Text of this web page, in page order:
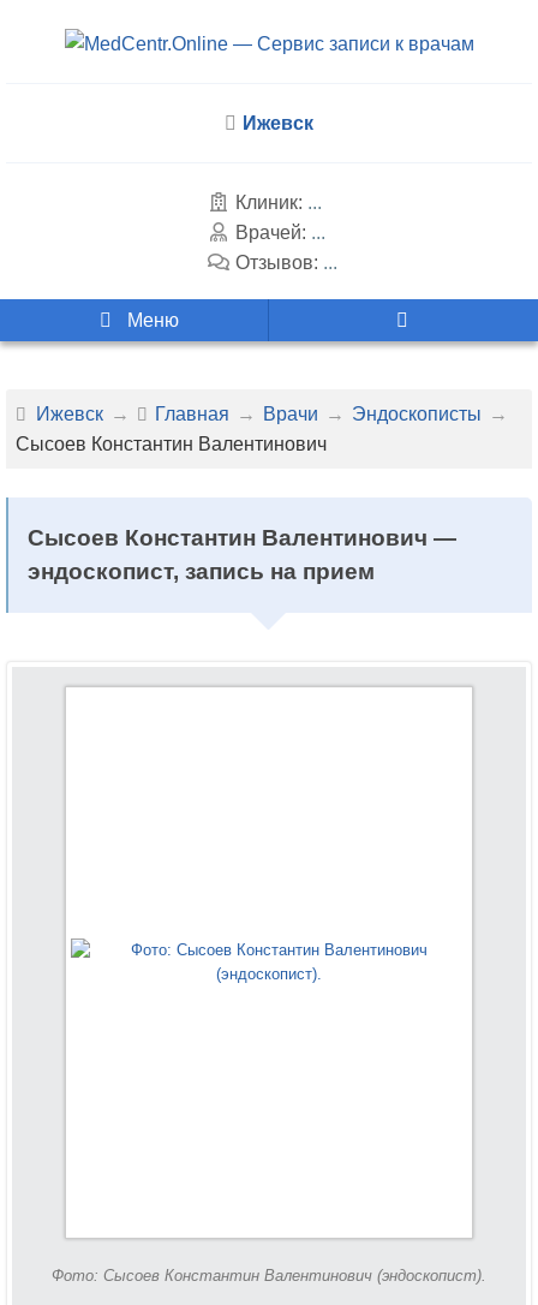
Ижевск
Клиник: ...
Врачей: ...
Отзывов: ...
Меню
Ижевск Главная Врачи
Эндоскописты
Сысоев Константин Валентинович
Сысоев Константин Валентинович —
эндоскопист, запись на прием
Фото: Сысоев Константин Валентинович (эндоскопист).